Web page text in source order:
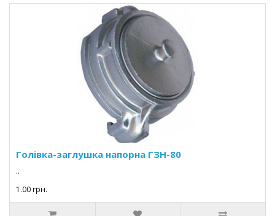
Голівка-заглушка напорна ГЗН-80
..
1.00 грн.